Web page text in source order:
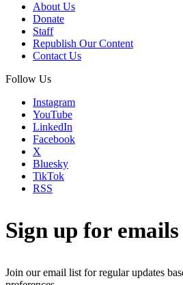
About Us
Donate
Staff
Republish Our Content
Contact Us
Follow Us
Instagram
YouTube
LinkedIn
Facebook
X
Bluesky
TikTok
RSS
Sign up for emails
Join our email list for regular updates